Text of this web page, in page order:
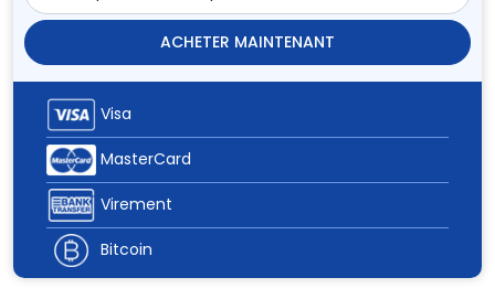
ACHETER MAINTENANT
Visa
MasterCard
Virement
Bitcoin